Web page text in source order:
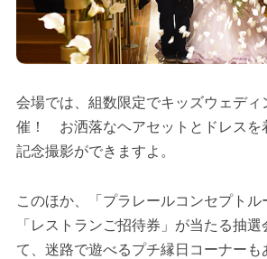
会場では、組数限定でキッズウェディ
催！ お洒落なヘアセットとドレスを
記念撮影ができますよ。
このほか、「プラレールコンセプトル
「レストランご招待券」が当たる抽
て、迷路で遊べるプチ縁日コーナーも